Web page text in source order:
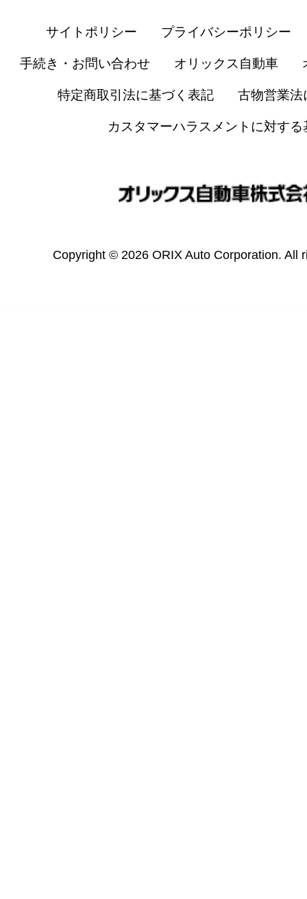
サイトポリシー プライバシーポリシー
手続き・お問い合わせ オリックス自動車
特定商取引法に基づく表記 古物営業法
カスタマーハラスメントに対する
Copyright © 2026 ORIX Auto Corporation. All